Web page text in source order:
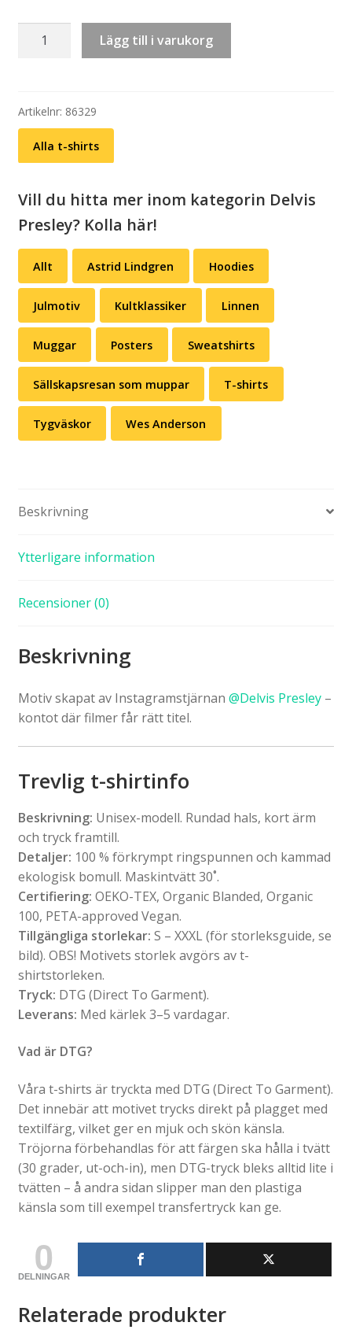
–
Johnossi/Mora
Träsk
vit)
mängd
Lägg till i varukorg
Artikelnr: 86329
Alla t-shirts
Vill du hitta mer inom kategorin Delvis
Presley? Kolla här!
Allt Astrid Lindgren Hoodies
Julmotiv Kultklassiker Linnen
Muggar Posters Sweatshirts
Sällskapsresan som muppar T-shirts
Tygväskor Wes Anderson
Beskrivning
Ytterligare information
Recensioner (0)
Beskrivning
Motiv skapat av Instagramstjärnan @Delvis Presley –
kontot där filmer får rätt titel.
Trevlig t-shirtinfo
Beskrivning: Unisex-modell. Rundad hals, kort ärm
och tryck framtill.
Detaljer: 100 % förkrympt ringspunnen och kammad
ekologisk bomull. Maskintvätt 30˚.
Certifiering: OEKO-TEX, Organic Blanded, Organic
100, PETA-approved Vegan.
Tillgängliga storlekar: S – XXXL (för storleksguide, se
bild). OBS! Motivets storlek avgörs av t-
shirtstorleken.
Tryck: DTG (Direct To Garment).
Leverans: Med kärlek 3–5 vardagar.
Vad är DTG?
Våra t-shirts är tryckta med DTG (Direct To Garment).
Det innebär att motivet trycks direkt på plagget med
textilfärg, vilket ger en mjuk och skön känsla.
Tröjorna förbehandlas för att färgen ska hålla i tvätt
(30 grader, ut-och-in), men DTG-tryck bleks alltid lite i
tvätten – å andra sidan slipper man den plastiga
känsla som till exempel transfertryck kan ge.
0
DELNINGAR
Relaterade produkter